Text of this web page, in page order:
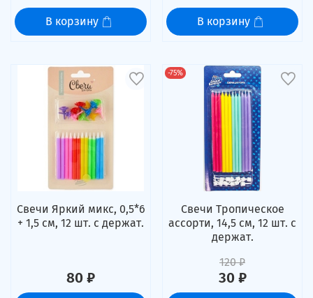
В корзину В корзину
Свечи Яркий микс, 0,5*6
+ 1,5 см, 12 шт. с держат.
80 ₽
-75%
Свечи Тропическое
ассорти, 14,5 см, 12 шт. с
держат.
120 ₽
30 ₽